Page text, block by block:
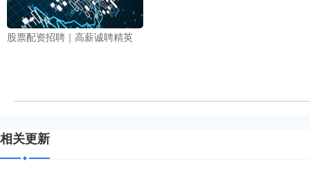
股票配资招聘｜高薪诚聘精英
相关更新